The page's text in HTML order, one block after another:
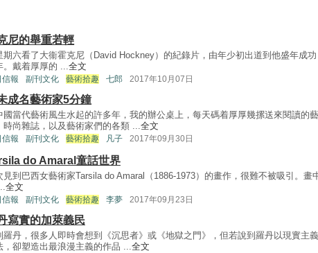
尼的舉重若輕
期六看了大衞霍克尼（David Hockney）的紀錄片，由年少初出道到他盛年成功
。戴着厚厚的 ... 全文
信報 副刊文化 藝術拾趣 七郎 2017年10月07日
成名藝術家5分鐘
國當代藝術風生水起的許多年，我的辦公桌上，每天碼着厚厚幾摞送來閱讀的
時尚雜誌，以及藝術家們的各類 ... 全文
信報 副刊文化 藝術拾趣 凡子 2017年09月30日
do Amaral童話世界
見到巴西女藝術家Tarsila do Amaral（1886-1973）的畫作，很難不被吸引。畫
全文
信報 副刊文化 藝術拾趣 李夢 2017年09月23日
寫實的加萊義民
羅丹，很多人即時會想到《沉思者》或《地獄之門》，但若說到羅丹以現實主
，卻塑造出最浪漫主義的作品 ...全文